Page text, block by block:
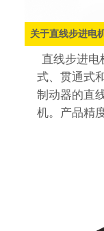
关于直线步进电
直线步进电
式、贯通式
制动器的直
机。产品精